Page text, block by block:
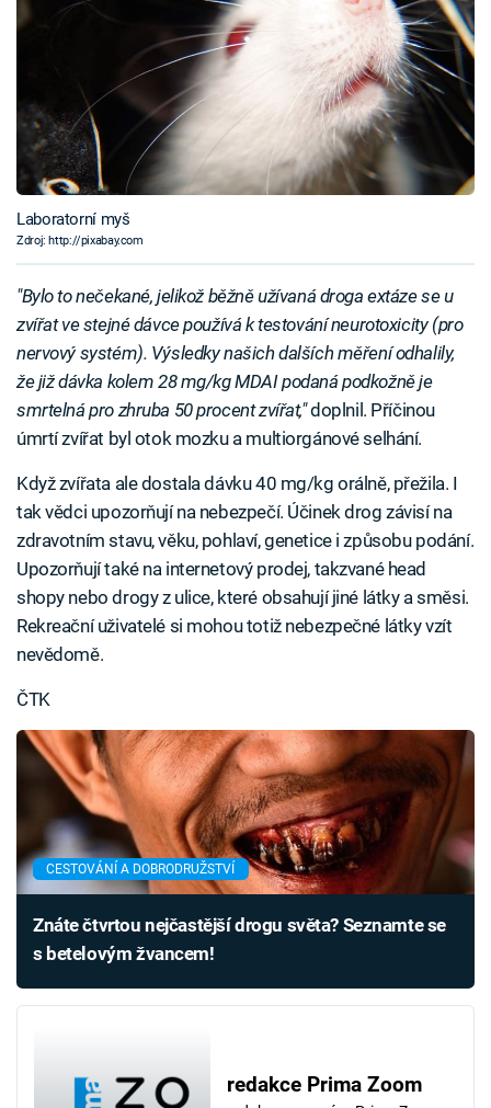
Laboratorní myš
Zdroj: http://pixabay.com
"Bylo to nečekané, jelikož běžně užívaná droga extáze se u
zvířat ve stejné dávce používá k testování neurotoxicity (pro
nervový systém). Výsledky našich dalších měření odhalily,
že již dávka kolem 28 mg/kg MDAI podaná podkožně je
smrtelná pro zhruba 50 procent zvířat,"doplnil. Příčinou
úmrtí zvířat byl otok mozku a multiorgánové selhání.
Když zvířata ale dostala dávku 40 mg/kg orálně, přežila. I
tak vědci upozorňují na nebezpečí. Účinek drog závisí na
zdravotním stavu, věku, pohlaví, genetice i způsobu podání.
Upozorňují také na internetový prodej, takzvané head
shopy nebo drogy z ulice, které obsahují jiné látky a směsi.
Rekreační uživatelé si mohou totiž nebezpečné látky vzít
nevědomě.
ČTK
CESTOVÁNÍ A DOBRODRUŽSTVÍ
Znáte čtvrtou nejčastější drogu světa? Seznamte se
s betelovým žvancem!
redakce Prima Zoom